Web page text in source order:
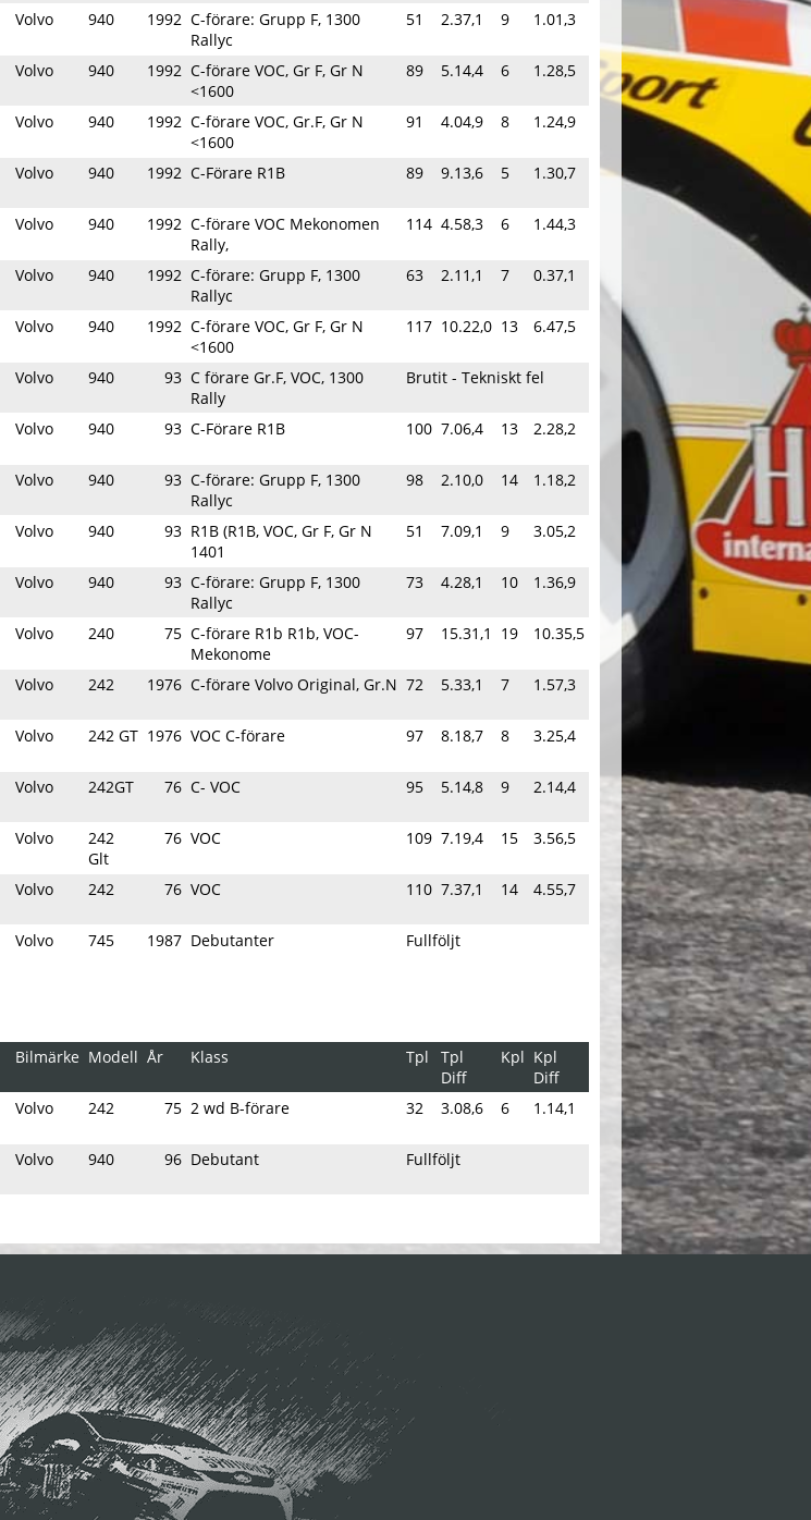
Volvo 940 1992 C-förare: Grupp F, 1300
Rallyc
51 2.37,1 9 1.01,3
Volvo 940 1992 C-förare VOC, Gr F, Gr N
<1600
89 5.14,4 6 1.28,5
Volvo 940 1992 C-förare VOC, Gr.F, Gr N
<1600
91 4.04,9 8 1.24,9
Volvo 940 1992 C-Förare R1B 89 9.13,6 5 1.30,7
Volvo 940 1992 C-förare VOC Mekonomen
Rally,
114 4.58,3 6 1.44,3
Volvo 940 1992 C-förare: Grupp F, 1300
Rallyc
63 2.11,1 7 0.37,1
Volvo 940 1992 C-förare VOC, Gr F, Gr N
<1600
117 10.22,0 13 6.47,5
Volvo 940 93 C förare Gr.F, VOC, 1300
Rally
Brutit - Tekniskt fel
Volvo 940 93 C-Förare R1B 100 7.06,4 13 2.28,2
Volvo 940 93 C-förare: Grupp F, 1300
Rallyc
98 2.10,0 14 1.18,2
Volvo 940 93 R1B (R1B, VOC, Gr F, Gr N
1401
51 7.09,1 9 3.05,2
Volvo 940 93 C-förare: Grupp F, 1300
Rallyc
73 4.28,1 10 1.36,9
Volvo 240 75 C-förare R1b R1b, VOC-
Mekonome
97 15.31,1 19 10.35,5
Volvo 242 1976 C-förare Volvo Original, Gr.N 72 5.33,1 7 1.57,3
Volvo 242 GT 1976 VOC C-förare 97 8.18,7 8 3.25,4
Volvo 242GT 76 C- VOC 95 5.14,8 9 2.14,4
Volvo
242
Glt
76 VOC 109 7.19,4 15 3.56,5
Volvo 242 76 VOC 110 7.37,1 14 4.55,7
Volvo 745 1987 Debutanter Fullföljt
Bilmärke Modell År Klass Tpl
Tpl
Diff
Kpl Kpl
Diff
Volvo 242 75 2 wd B-förare 32 3.08,6 6 1.14,1
Volvo 940 96 Debutant Fullföljt